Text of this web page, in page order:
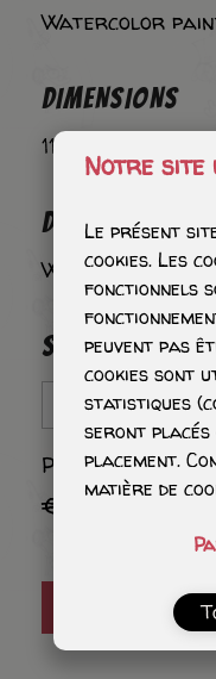
Watercolor
DIMENSIONS
11 x 17 cm
DETAILS
Watercolor
SINGLE ITEM
Price excluding
€550.00
Notre site
Le présent
cookies. Les
fonctionnels
peuvent pas
cookies sont
statistiques
seront placés
placement.
matière de